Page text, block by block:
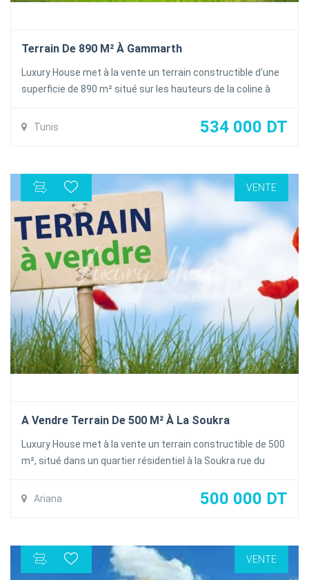
Terrain De 890 M² À Gammarth
Luxury House met à la vente un terrain constructible d'une
superficie de 890 m² situé sur les hauteurs de la coline à
la banlieue nord.
Tunis 534 000 DT
VENTE
A Vendre Terrain De 500 M² À La Soukra
Luxury House met à la vente un terrain constructible de 500
m², situé dans un quartier résidentiel à la Soukra rue du
Papiers en régle
Ariana 500 000 DT
VENTE